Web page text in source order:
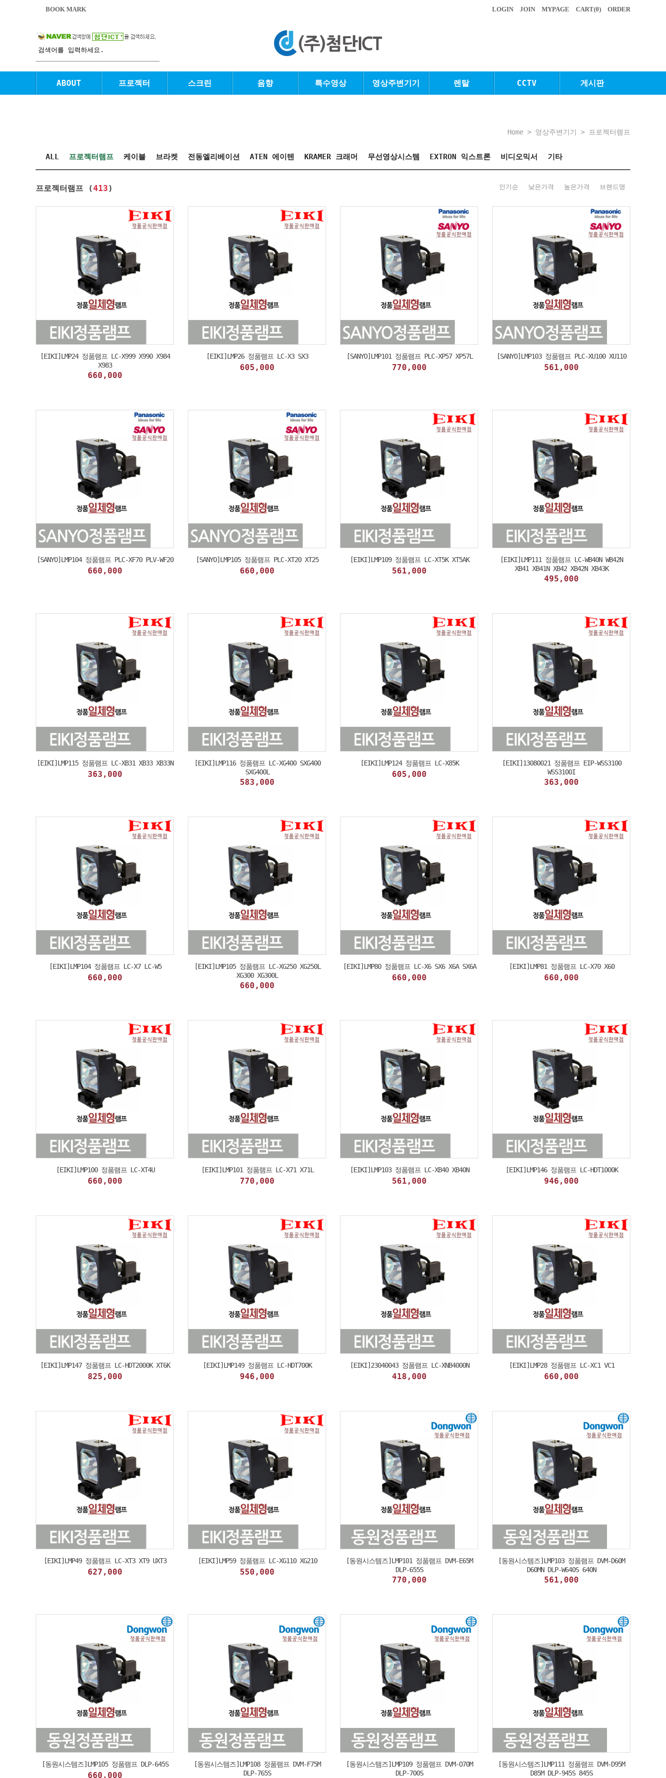
BOOK MARK LOGIN JOIN MYPAGE CART(0) ORDER
ABOUT 프로젝터 스크린 음향 특수영상 영상주변기기 렌탈 CCTV 게시판
Home > 영상주변기기 > 프로젝터램프
ALL 프로젝터램프 케이블 브라켓 전동엘리베이션 ATEN 에이텐 KRAMER 크래머 무선영상시스템 EXTRON 익스트론 비디오믹서 기타
프로젝터램프 (413) 인기순 낮은가격 높은가격 브랜드명
[EIKI]LMP24 정품램프 LC-X999 X990 X984
X983
660,000
[EIKI]LMP26 정품램프 LC-X3 SX3
605,000
[SANYO]LMP101 정품램프 PLC-XP57 XP57L
770,000
[SANYO]LMP103 정품램프 PLC-XU100 XU110
561,000
[SANYO]LMP104 정품램프 PLC-XF70 PLV-WF20
660,000
[SANYO]LMP105 정품램프 PLC-XT20 XT25
660,000
[EIKI]LMP109 정품램프 LC-XT5K XT5AK
561,000
[EIKI]LMP111 정품램프 LC-WB40N WB42N
XB41 XB41N XB42 XB42N XB43K
495,000
[EIKI]LMP115 정품램프 LC-XB31 XB33 XB33N
363,000
[EIKI]LMP116 정품램프 LC-XG400 SXG400
SXG400L
583,000
[EIKI]LMP124 정품램프 LC-X85K
605,000
[EIKI]13080021 정품램프 EIP-WSS3100
WSS3100I
363,000
[EIKI]LMP104 정품램프 LC-X7 LC-W5
660,000
[EIKI]LMP105 정품램프 LC-XG250 XG250L
XG300 XG300L
660,000
[EIKI]LMP80 정품램프 LC-X6 SX6 X6A SX6A
660,000
[EIKI]LMP81 정품램프 LC-X70 X60
660,000
[EIKI]LMP100 정품램프 LC-XT4U
660,000
[EIKI]LMP101 정품램프 LC-X71 X71L
770,000
[EIKI]LMP103 정품램프 LC-XB40 XB40N
561,000
[EIKI]LMP146 정품램프 LC-HDT1000K
946,000
[EIKI]LMP147 정품램프 LC-HDT2000K XT6K
825,000
[EIKI]LMP149 정품램프 LC-HDT700K
946,000
[EIKI]23040043 정품램프 LC-XNB4000N
418,000
[EIKI]LMP28 정품램프 LC-XC1 VC1
660,000
[EIKI]LMP49 정품램프 LC-XT3 XT9 UXT3
627,000
[EIKI]LMP59 정품램프 LC-XG110 XG210
550,000
[동원시스템즈]LMP101 정품램프 DVM-E65M
DLP-655S
770,000
[동원시스템즈]LMP103 정품램프 DVM-D60M
D60MN DLP-W640S 640N
561,000
[동원시스템즈]LMP105 정품램프 DLP-645S
660,000
[동원시스템즈]LMP108 정품램프 DVM-F75M
DLP-765S
[동원시스템즈]LMP109 정품램프 DVM-O70M
DLP-700S
[동원시스템즈]LMP111 정품램프 DVM-D95M
D85M DLP-945S 845S